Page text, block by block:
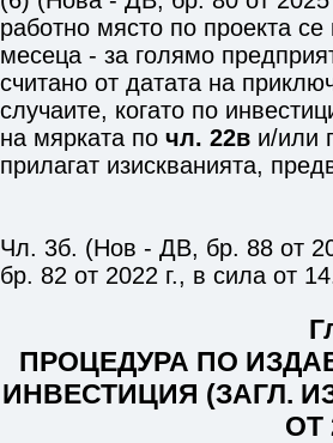
работно място по проекта
месеца - за голямо
считано от датата на
случаите, когато по
на мярката по чл. 22в и/или
прилагат изискванията,
Чл. 3б. (Нов - ДВ, бр. 88 от
бр. 82 от 2022 г., в сила от
ПРОЦЕДУРА ПО
ИНВЕСТИЦИЯ (ЗАГЛ.
ОТ